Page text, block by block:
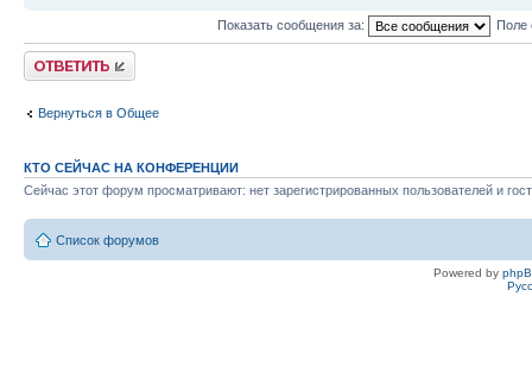
Показать сообщения за: Поле
Ответить
Вернуться в Общее
КТО СЕЙЧАС НА КОНФЕРЕНЦИИ
Сейчас этот форум просматривают: нет зарегистрированных пользователей и
Список форумов
Powered by